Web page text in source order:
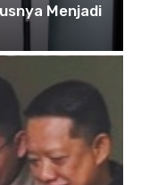
Menjadi